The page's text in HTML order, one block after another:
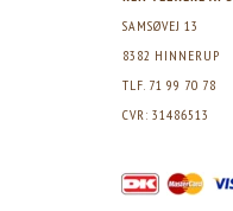
SAMSØVEJ 13
8382 HINNERUP
TLF. 71 99 70 78
CVR: 31486513